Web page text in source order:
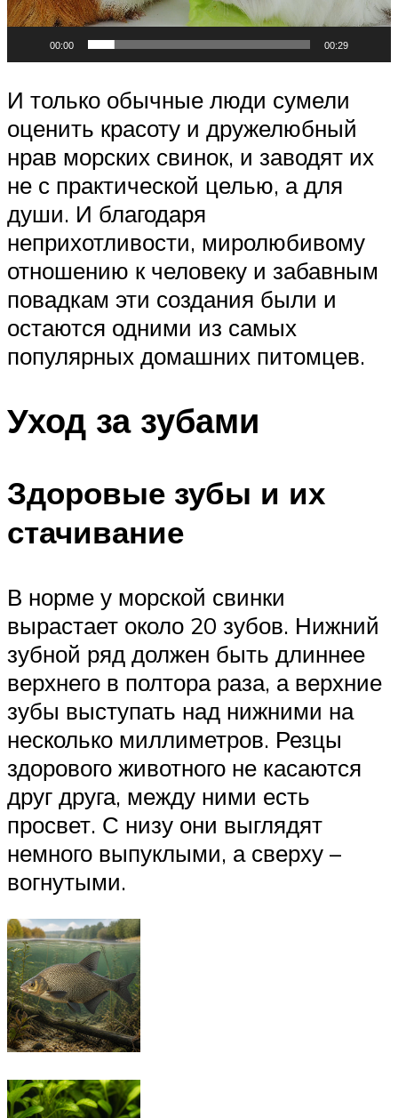
00:00 00:29
И только обычные люди сумели
оценить красоту и дружелюбный
нрав морских свинок, и заводят их
не с практической целью, а для
души. И благодаря
неприхотливости, миролюбивому
отношению к человеку и забавным
повадкам эти создания были и
остаются одними из самых
популярных домашних питомцев.
Уход за зубами
Здоровые зубы и их
стачивание
В норме у морской свинки
вырастает около 20 зубов. Нижний
зубной ряд должен быть длиннее
верхнего в полтора раза, а верхние
зубы выступать над нижними на
несколько миллиметров. Резцы
здорового животного не касаются
друг друга, между ними есть
просвет. С низу они выглядят
немного выпуклыми, а сверху –
вогнутыми.